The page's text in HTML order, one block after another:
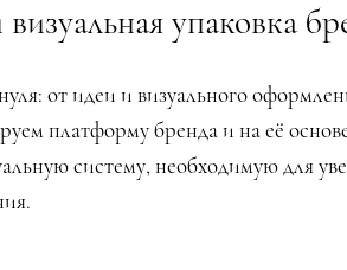
упаковка
от идеи и визуального
платформу бренда и на её
систему, необходимую для